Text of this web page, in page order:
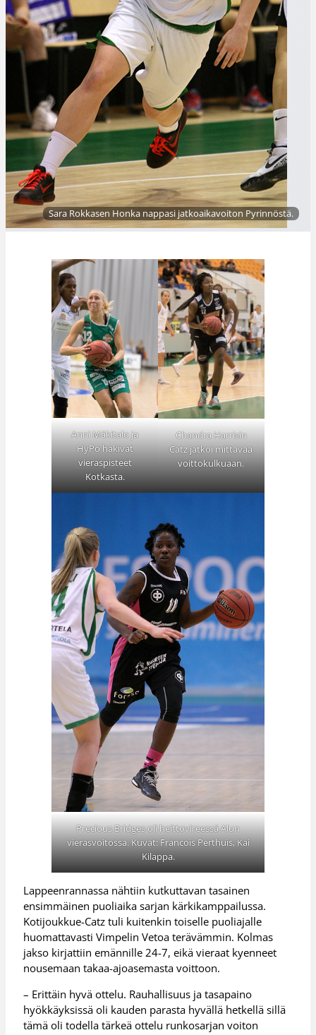
Sara Rokkasen Honka nappasi jatkoaikavoiton Pyrinnöstä.
Anni Mäkitalo ja
HyPo hakivat
vieraspisteet
Kotkasta.
Chandra Harrisin
Catz jatkoi mittavaa
voittokulkuaan.
Precious Bridges oli heittovireessä Alun
vierasvoitossa. Kuvat: Francois Perthuis, Kai
Kilappa.
Lappeenrannassa nähtiin kutkuttavan tasainen
ensimmäinen puoliaika sarjan kärkikamppailussa.
Kotijoukkue-Catz tuli kuitenkin toiselle puoliajalle
huomattavasti Vimpelin Vetoa terävämmin. Kolmas
jakso kirjattiin emännille 24-7, eikä vieraat kyenneet
nousemaan takaa-ajoasemasta voittoon.
– Erittäin hyvä ottelu. Rauhallisuus ja tasapaino
hyökkäyksissä oli kauden parasta hyvällä hetkellä sillä
tämä oli todella tärkeä ottelu runkosarjan voiton